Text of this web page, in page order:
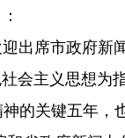
出席市政府新
会主义思想为
的关键五年，